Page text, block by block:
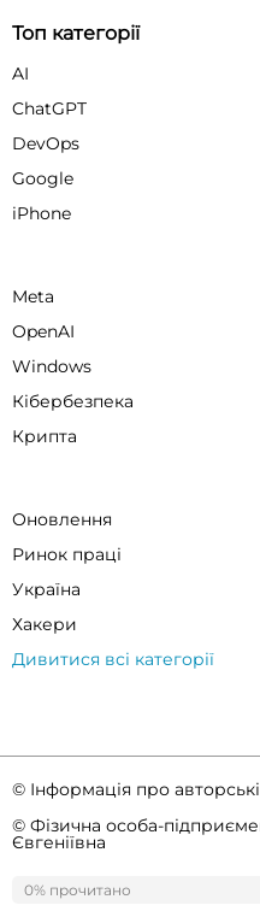
0% прочитано
0%
Топ категорії
AI
ChatGPT
DevOps
Google
iPhone
Meta
OpenAI
Windows
Кібербезпека
Крипта
Оновлення
Ринок праці
Україна
Хакери
Дивитися всі категорії
© Інформація про
© Фізична особа-
Євгеніївна
Правила спільноти